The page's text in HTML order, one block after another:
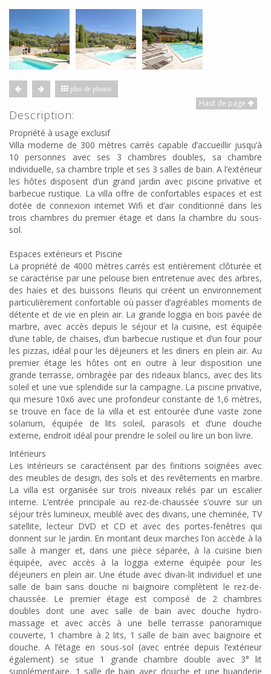
plus de photos
Haut de page
Description:
Propriété à usage exclusif
Villa moderne de 300 mètres carrés capable d’accueillir jusqu’à
10 personnes avec ses 3 chambres doubles, sa chambre
individuelle, sa chambre triple et ses 3 salles de bain. A l’extérieur
les hôtes disposent d’un grand jardin avec piscine privative et
barbecue rustique. La villa offre de confortables espaces et est
dotée de connexion internet Wifi et d’air conditionné dans les
trois chambres du premier étage et dans la chambre du sous-
sol.
Espaces extérieurs et Piscine
La propriété de 4000 mètres carrés est entièrement clôturée et
se caractérise par une pelouse bien entretenue avec des arbres,
des haies et des buissons fleuris qui créent un environnement
particulièrement confortable où passer d’agréables moments de
détente et de vie en plein air. La grande loggia en bois pavée de
marbre, avec accès depuis le séjour et la cuisine, est équipée
d’une table, de chaises, d’un barbecue rustique et d’un four pour
les pizzas, idéal pour les déjeuners et les diners en plein air. Au
premier étage les hôtes ont en outre à leur disposition une
grande terrasse, ombragée par des rideaux blancs, avec des lits
soleil et une vue splendide sur la campagne. La piscine privative,
qui mesure 10x6 avec une profondeur constante de 1,6 mètres,
se trouve en face de la villa et est entourée d’une vaste zone
solarium, équipée de lits soleil, parasols et d’une douche
externe, endroit idéal pour prendre le soleil ou lire un bon livre.
Intérieurs
Les intérieurs se caractérisent par des finitions soignées avec
des meubles de design, des sols et des revêtements en marbre.
La villa est organisée sur trois niveaux reliés par un escalier
interne. L’entrée principale au rez-de-chaussée s’ouvre sur un
séjour très lumineux, meublé avec des divans, une cheminée, TV
satellite, lecteur DVD et CD et avec des portes-fenêtres qui
donnent sur le jardin. En montant deux marches l’on accède à la
salle à manger et, dans une pièce séparée, à la cuisine bien
équipée, avec accès à la loggia externe équipée pour les
déjeuners en plein air. Une étude avec divan-lit individuel et une
salle de bain sans douche ni baignoire complètent le rez-de-
chaussée. Le premier étage est composé de 2 chambres
doubles dont une avec salle de bain avec douche hydro-
massage et avec accès à une belle terrasse panoramique
couverte, 1 chambre à 2 lits, 1 salle de bain avec baignoire et
douche. A l’étage en sous-sol (avec entrée depuis l’extérieur
également) se situe 1 grande chambre double avec 3° lit
supplémentaire, 1 salle de bain avec douche et une buanderie